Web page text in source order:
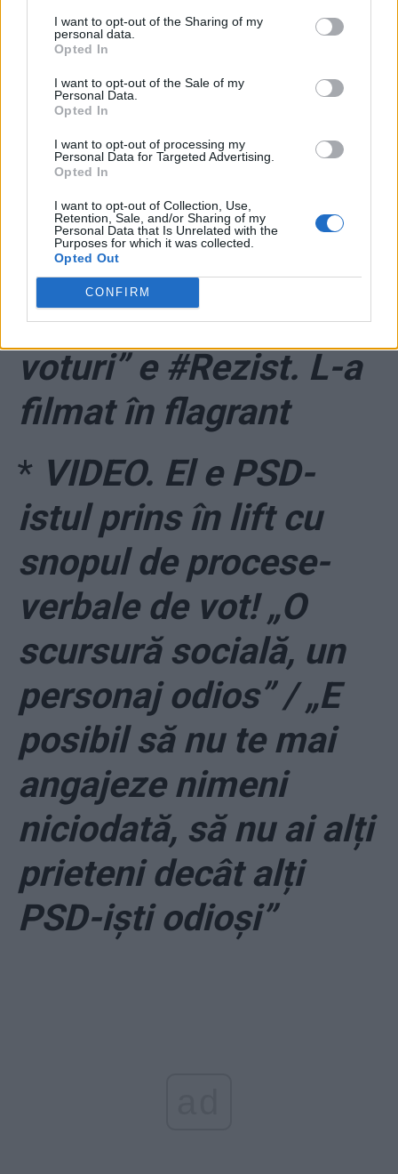
I want to opt-out of the Sharing of my
personal data.
Opted In
I want to opt-out of the Sale of my
Personal Data.
Opted In
I want to opt-out of processing my
Personal Data for Targeted Advertising.
Opted In
I want to opt-out of Collection, Use,
Retention, Sale, and/or Sharing of my
Personal Data that Is Unrelated with the
Purposes for which it was collected.
Opted Out
CONFIRM
ad
VIDEO. Consiliera
locală PNL care l-a
încolțit în lift pe „PSD-
istul cu snopul de
voturi” e #Rezist. L-a
filmat în flagrant
* VIDEO. El e PSD-
istul prins în lift cu
snopul de procese-
verbale de vot! „O
scursură socială, un
personaj odios” / „E
posibil să nu te mai
angajeze nimeni
niciodată, să nu ai alți
prieteni decât alți
PSD-iști odioși”